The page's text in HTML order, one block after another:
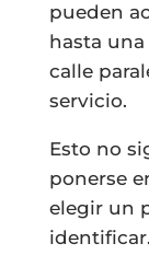
pueden
hasta
calle
servicio.
Esto no
ponerse
elegir un